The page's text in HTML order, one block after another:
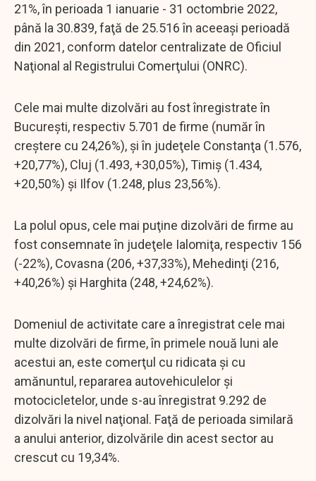
21%, în perioada 1 ianuarie - 31 octombrie 2022,
până la 30.839, faţă de 25.516 în aceeaşi perioadă
din 2021, conform datelor centralizate de Oficiul
Naţional al Registrului Comerţului (ONRC).
Cele mai multe dizolvări au fost înregistrate în
Bucureşti, respectiv 5.701 de firme (număr în
creştere cu 24,26%), şi în judeţele Constanţa (1.576,
+20,77%), Cluj (1.493, +30,05%), Timiş (1.434,
+20,50%) şi Ilfov (1.248, plus 23,56%).
La polul opus, cele mai puţine dizolvări de firme au
fost consemnate în judeţele Ialomiţa, respectiv 156
(-22%), Covasna (206, +37,33%), Mehedinţi (216,
+40,26%) şi Harghita (248, +24,62%).
Domeniul de activitate care a înregistrat cele mai
multe dizolvări de firme, în primele nouă luni ale
acestui an, este comerţul cu ridicata şi cu
amănuntul, repararea autovehiculelor şi
motocicletelor, unde s-au înregistrat 9.292 de
dizolvări la nivel naţional. Faţă de perioada similară
a anului anterior, dizolvările din acest sector au
crescut cu 19,34%.